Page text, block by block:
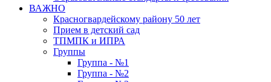
ВАЖНО
Красногвардейскому району 50 лет
Прием в детский сад
ТПМПК и ИПРА
Группы
Группа - №1
Группа - №2